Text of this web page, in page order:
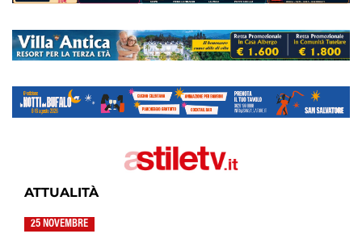
ATTUALITÀ
25 NOVEMBRE